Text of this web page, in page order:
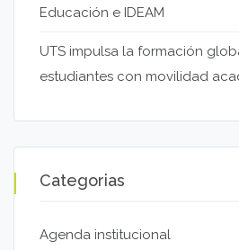
Educación e IDEAM
UTS impulsa la formación
estudiantes con movilidad
Categorias
Agenda institucional